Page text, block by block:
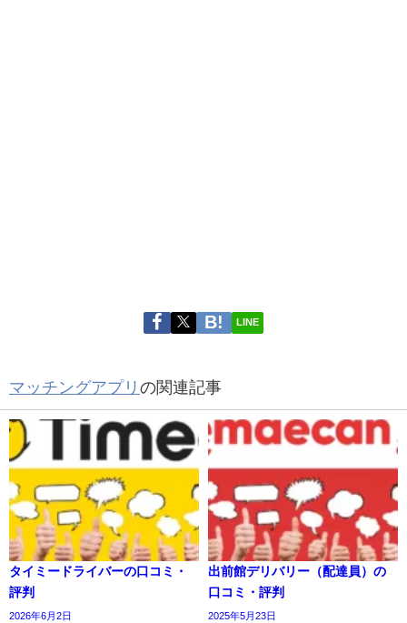
LINE
マッチングアプリ の関連記事
タイミードライバーの口コミ・
評判
2026年6月2日
出前館デリバリー（配達員）の
口コミ・評判
2025年5月23日